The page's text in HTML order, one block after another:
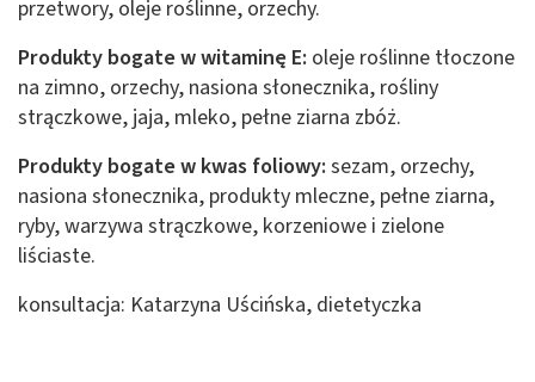
przetwory, oleje roślinne, orzechy.
Produkty bogate w witaminę E: oleje roślinne tłoczone
na zimno, orzechy, nasiona słonecznika, rośliny
strączkowe, jaja, mleko, pełne ziarna zbóż.
Produkty bogate w kwas foliowy:sezam, orzechy,
nasiona słonecznika, produkty mleczne, pełne ziarna,
ryby, warzywa strączkowe, korzeniowe i zielone
liściaste.
konsultacja: Katarzyna Uścińska, dietetyczka